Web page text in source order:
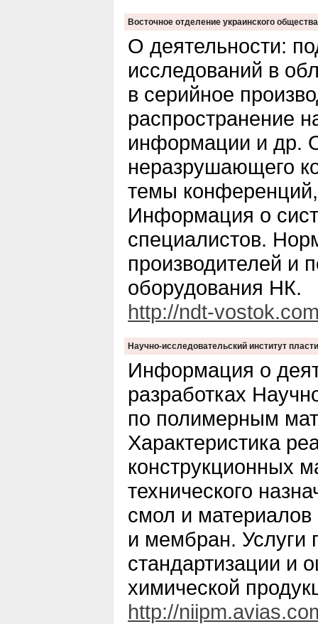
Восточное отделение украинского
О деятельности:
исследований в
в серийное
распространение
информации и др.
неразрушающего
темы
Информация о
специалистов.
производителей и
оборудования НК.
http://ndt-
Научно-исследовательский институт
Информация о
разработках
по полимерным
Характеристика
конструкционных
технического
смол и материалов
и мембран. Услуги
стандартизации и
химической
http://